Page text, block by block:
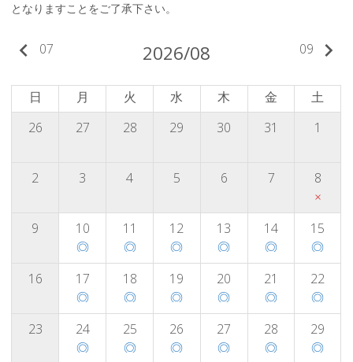
となりますことをご了承下さい。
keyboard_arrow_left 07 2026/08 09 keyboard_arrow_right
日 月 火 水 木 金
土
26
27 28 29 30 31 1
2 3 4 5 6 7 8
×
9 10
◎
11
◎
12
◎
13
◎
14
◎
15
◎
16 17
◎
18
◎
19
◎
20
◎
21
◎
22
◎
23 24
◎
25
◎
26
◎
27
◎
28
◎
29
◎